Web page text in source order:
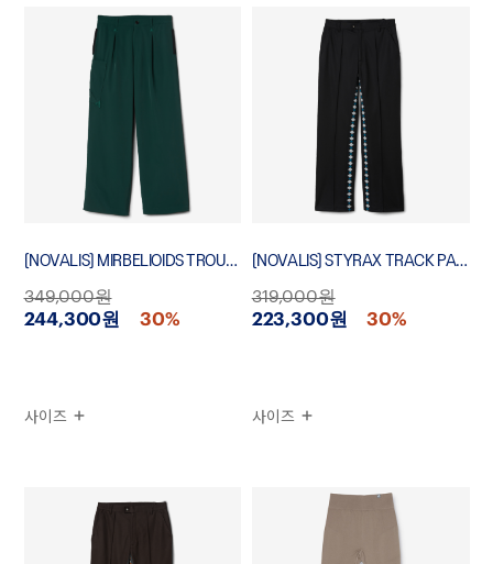
[NOVALIS] MIRBELIOIDS TROUSERS
349,000원
244,300원 30%
사이즈
[NOVALIS] STYRAX TRACK PANTS
319,000원
223,300원 30%
사이즈